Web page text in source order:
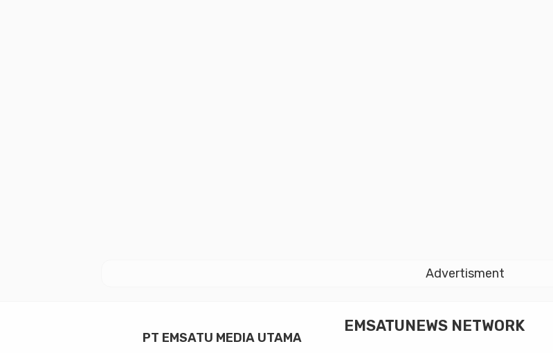
Advertisment
PT EMSATU MEDIA UTAMA
EMSATUNEWS NETWORK